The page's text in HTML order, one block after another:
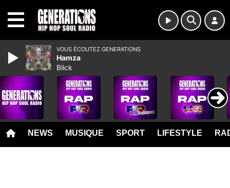
NEWS MUSIQUE SPORT LIFESTYLE
VOUS ÉCOUTEZ GENERATIONS
Hamza
Blick